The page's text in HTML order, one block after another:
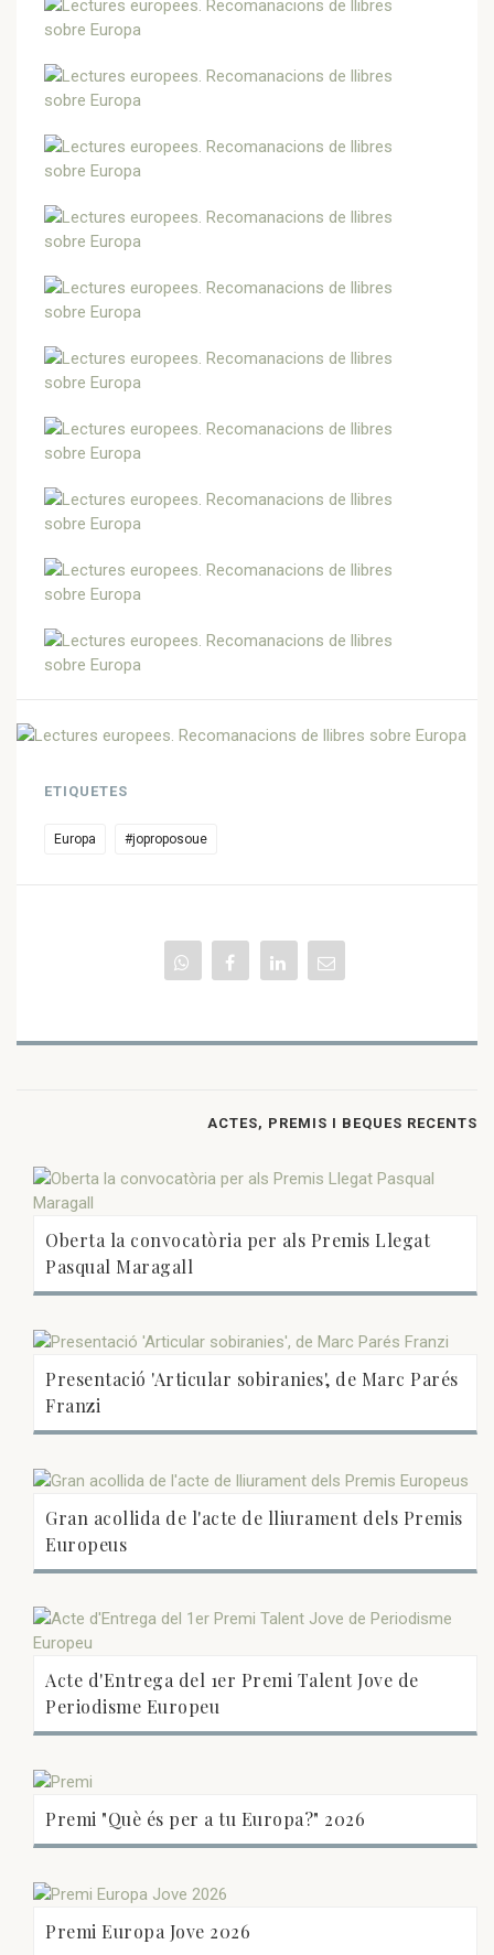
ETIQUETES
Europa #joproposoue
ACTES, PREMIS I BEQUES RECENTS
Oberta la convocatòria per als Premis Llegat
Pasqual Maragall
Presentació 'Articular sobiranies', de Marc Parés
Franzi
Gran acollida de l'acte de lliurament dels Premis
Europeus
Acte d'Entrega del 1er Premi Talent Jove de
Periodisme Europeu
Premi "Què és per a tu Europa?" 2026
Premi Europa Jove 2026